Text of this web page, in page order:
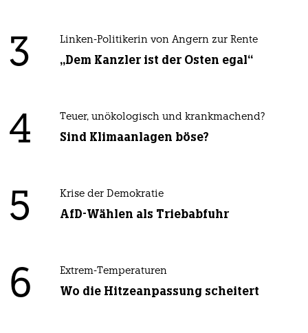
3 Linken-Politikerin von Angern zur Rente
„Dem Kanzler ist der Osten egal“
4 Teuer, unökologisch und krankmachend?
Sind Klimaanlagen böse?
5 Krise der Demokratie
AfD-Wählen als Triebabfuhr
6 Extrem-Temperaturen
Wo die Hitzeanpassung scheitert